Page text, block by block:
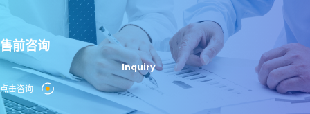
售前咨询
Inquiry
点击咨询